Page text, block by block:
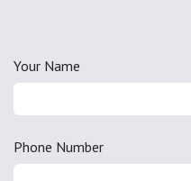
Your Name
Phone Number